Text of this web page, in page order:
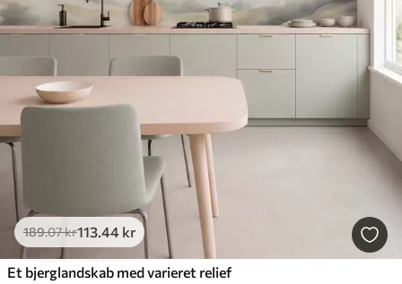
189.07kr113.44 kr
Et bjerglandskab med varieret relief